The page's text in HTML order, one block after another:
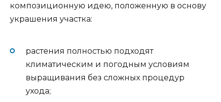
композиционную идею, положенную в основу
украшения участка:
растения полностью подходят
климатическим и погодным условиям
выращивания без сложных процедур
ухода;